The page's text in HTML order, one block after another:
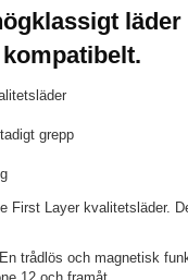
grepp
First Layer kvalitetsläder.
trådlös och magnetisk